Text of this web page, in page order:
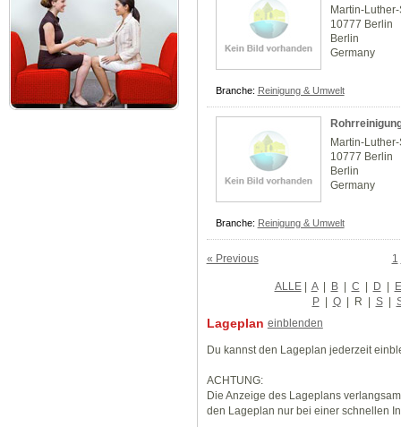
Martin-
10777 Berlin
Berlin
Germany
Branche: Reinigung & Umwelt
Martin-
10777 Berlin
Berlin
Germany
Branche: Reinigung & Umwelt
« Previous 1
ALLE| A | B | C | D | E
P | Q | R | S |
Lageplan einblenden
Du kannst den Lageplan jederzeit
ACHTUNG:
Die Anzeige des Lageplans
den Lageplan nur bei einer schnellen